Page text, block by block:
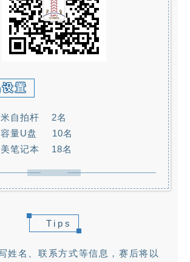
置
米自拍杆 2名
容量U盘 10名
美笔记本 18名
Tips
姓名、联系方式等信息，赛后将以